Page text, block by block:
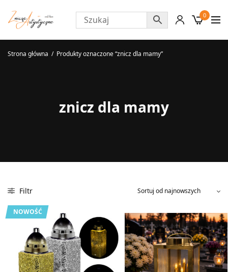
0
Strona główna / Produkty oznaczone “znicz dla mamy”
znicz dla mamy
Filtr
NOWOŚĆ